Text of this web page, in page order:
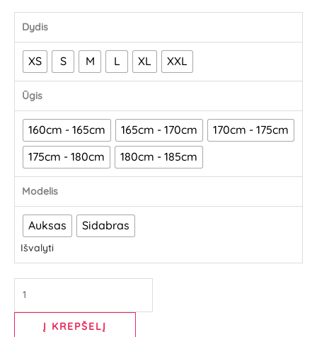
Dydis
XS S M L XL XXL
Ūgis
160cm - 165cm 165cm - 170cm
170cm - 175cm
175cm - 180cm
180cm - 185cm
Modelis
Auksas Sidabras
Išvalyti
Į KREPŠELĮ